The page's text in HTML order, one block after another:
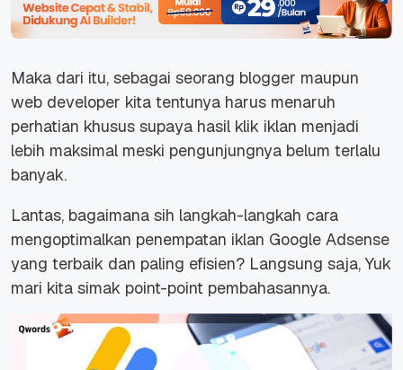
Maka dari itu, sebagai seorang blogger maupun
web developer kita tentunya harus menaruh
perhatian khusus supaya hasil klik iklan menjadi
lebih maksimal meski pengunjungnya belum terlalu
banyak.
Lantas, bagaimana sih langkah-langkah cara
mengoptimalkan penempatan iklan Google Adsense
yang terbaik dan paling efisien? Langsung saja, Yuk
mari kita simak point-point pembahasannya.